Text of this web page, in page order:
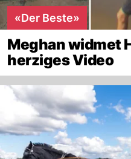
«Der Beste»
Meghan widmet
herziges Video